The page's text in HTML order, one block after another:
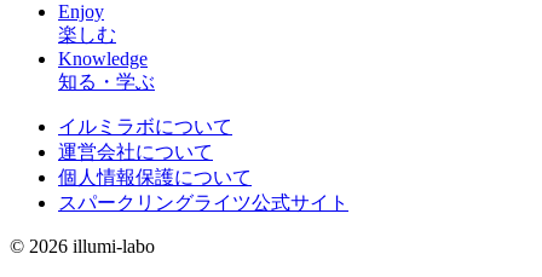
Enjoy
楽しむ
Knowledge
知る・学ぶ
イルミラボについて
運営会社について
個人情報保護について
スパークリングライツ公式サイト
© 2026 illumi-labo